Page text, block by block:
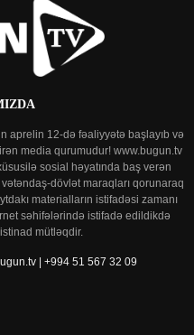
aprelin 12-də fəaliyyətə başlayıb və
media qurumudur! www.bugun.tv
sosial həyatında baş verən
dövlət maraqları qorunaraq
materialların istifadəsi zamanı
səhifələrində istifadə edildikdə
mütləqdir.
| +994 51 567 32 09